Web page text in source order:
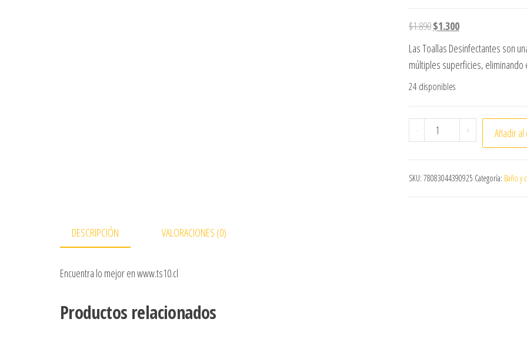
$1.890El precio original era: $1.890.
$1.300El precio actual es:
Las Toallas Desinfectantes son
múltiples superficies, eliminando
24 disponibles
- TOALLA HUMEDA
+ Añadir
SKU: 78083044390925 Categoría: Baño y
DESCRIPCIÓN VALORACIONES (0)
Encuentra lo mejor en www.ts10.cl
Productos relacionados